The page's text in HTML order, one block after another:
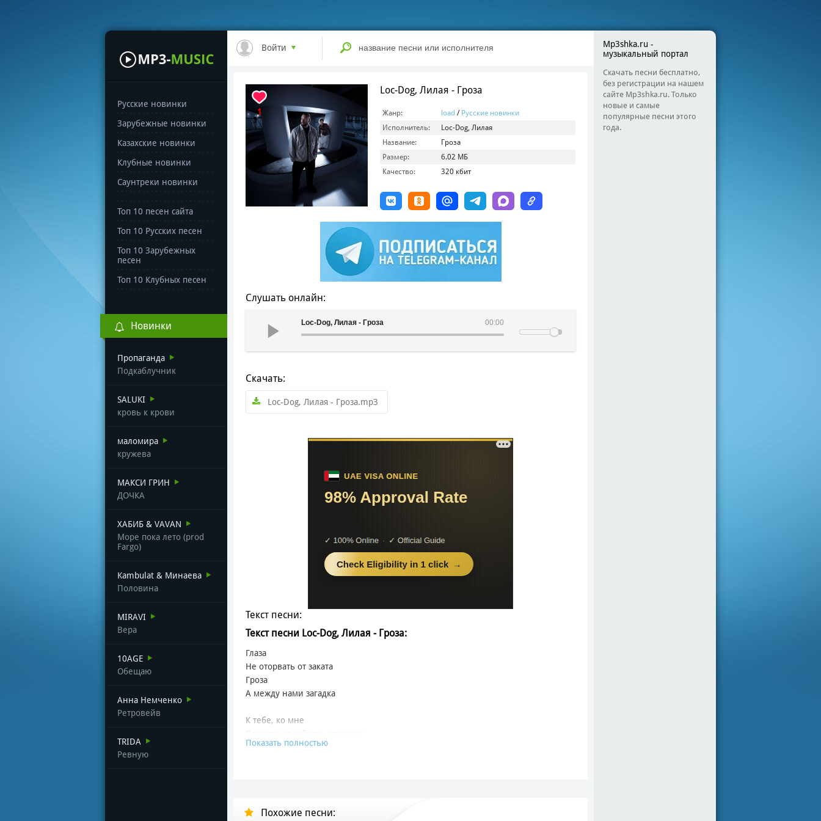
Русские новинки
Зарубежные новинки
Казахские новинки
Клубные новинки
Саунтреки новинки
Топ 10 песен сайта
Топ 10 Русских песен
Топ 10 Зарубежных
песен
Топ 10 Клубных песен
Новинки
Пропаганда
Подкаблучник
SALUKI
кровь к крови
маломира
кружева
МАКСИ ГРИН
ДОЧКА
ХАБИБ & VAVAN
Море пока лето (prod
Fargo)
Kambulat & Минаева
Половина
MIRAVI
Вера
10AGE
Обещаю
Анна Немченко
Ретровейв
TRIDA
Ревную
Войти
1
Loc-Dog, Лилая - Гроза
Жанр: load / Русские новинки
Исполнитель:
Loc-Dog, Лилая
Название:
Гроза
Размер:
6.02 МБ
Качество:
320 кбит
Слушать онлайн:
00:00
Loc-Dog, Лилая - Гроза
Скачать:
Loc-Dog, Лилая - Гроза.mp3
Текст песни:
Текст песни Loc-Dog, Лилая - Гроза:
Глаза
Не оторвать от заката
Гроза
А между нами загадка
К тебе, ко мне
А давай, чтоб от любви мы больше не мучились
А между нами загадка
Показать полностью
Похожие песни:
Mp3shka.ru -
музыкальный портал
Скачать песни бесплатно,
без регистрации на нашем
сайте Mp3shka.ru. Только
новые и самые
популярные песни этого
года.